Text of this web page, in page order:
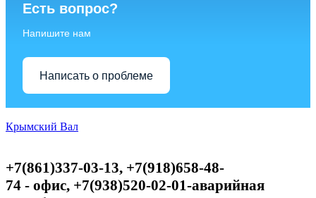
Есть вопрос?
Напишите нам
Написать о проблеме
Крымский Вал
+7(861)337-03-13, +7(918)658-48-
74 - офис, +7(938)520-02-01-аварийная